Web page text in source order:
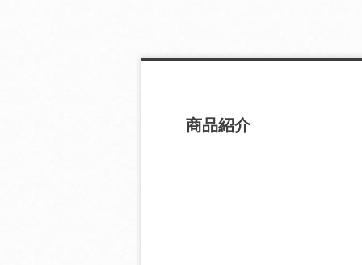
商品紹介